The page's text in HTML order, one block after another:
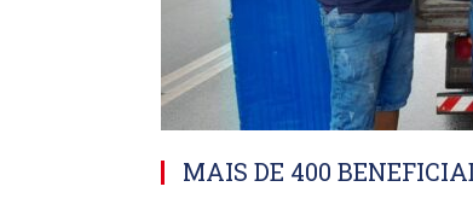
MAIS DE 400